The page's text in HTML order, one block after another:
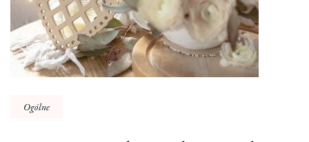
Ogólne